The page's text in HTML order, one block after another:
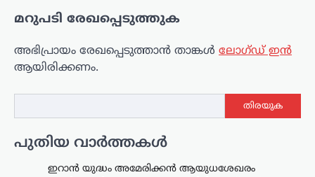
മറുപടി രേഖപ്പെടുത്തുക
അഭിപ്രായം രേഖപ്പെടുത്താ‍ൻ താങ്കൾ ലോഗ്ഡ് ഇൻ
ആയിരിക്കണം.
തിരയുക
പുതിയ വാർത്തകൾ
ഇറാൻ യുദ്ധം അമേരിക്കൻ ആയുധശേഖരം